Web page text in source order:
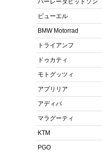
ハーレーダビッドソン
ビューエル
BMW Motorrad
トライアンフ
ドゥカティ
モトグッツィ
アプリリア
アディバ
マラグーティ
KTM
PGO